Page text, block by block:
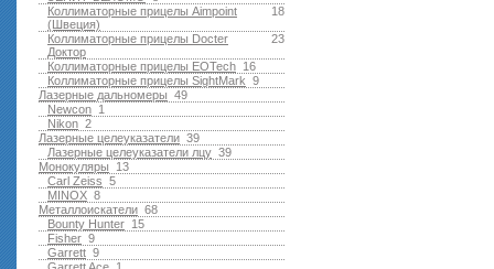
18
Коллиматорные прицелы Aimpoint
(Швеция)
23
Коллиматорные прицелы Docter
Доктор
16
Коллиматорные прицелы EOTech
9
Коллиматорные прицелы SightMark
49
Лазерные дальномеры
1
Newcon
2
Nikon
39
Лазерные целеуказатели
39
Лазерные целеуказатели лцу
13
Монокуляры
5
Carl Zeiss
8
MINOX
68
Металлоискатели
15
Bounty Hunter
9
Fisher
9
Garrett